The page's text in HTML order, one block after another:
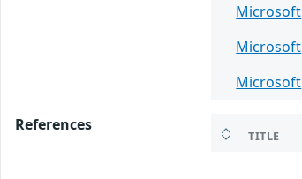
Microsoft
Microsoft
Microsoft
References
TITLE